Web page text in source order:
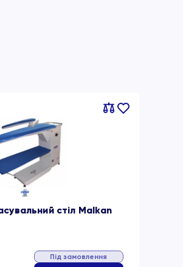
Порівняти
В
стіл Malkan
Під замовлення